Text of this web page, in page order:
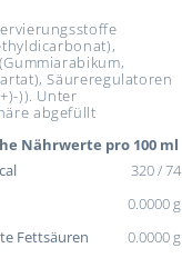
Säureregulatoren
)). Unter
abgefüllt
Nährwerte pro 100 ml
320 / 74
0.0000 g
Fettsäuren
0.0000 g